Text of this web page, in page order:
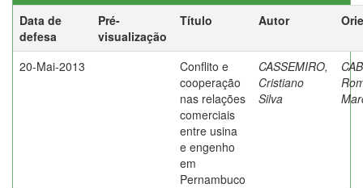
Data de
defesa
Pré-
visualização
Título Autor
20-Mai-2013
Conflito e
cooperação
nas relações
comerciais
entre usina
e engenho
em
Pernambuco
CASSEMIRO,
Cristiano
Silva